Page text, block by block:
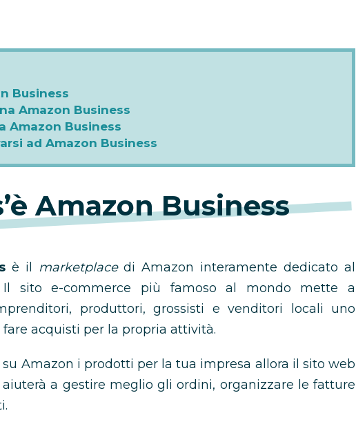
Business
Amazon Business
Amazon Business
ad Amazon Business
Amazon Business
è il marketplacedi Amazon interamente dedicato al
Il sito e-commerce più famoso al mondo mette a
produttori, grossisti e venditori locali uno
acquisti per la propria attività.
su Amazon i prodotti per la tua impresa allora il sito web
a gestire meglio gli ordini, organizzare le fatture